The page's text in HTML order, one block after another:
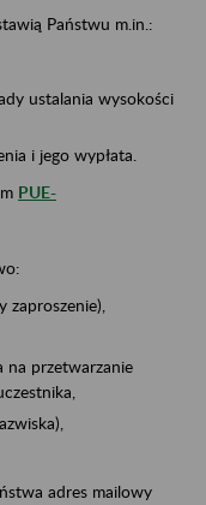
Państwu m.in.:
ustalania wysokości
i jego wypłata.
PUE-
zaproszenie),
na przetwarzanie
adres mailowy